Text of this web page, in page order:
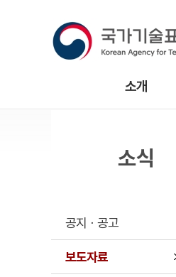
소개
소식
공지ㆍ공고
보도자료